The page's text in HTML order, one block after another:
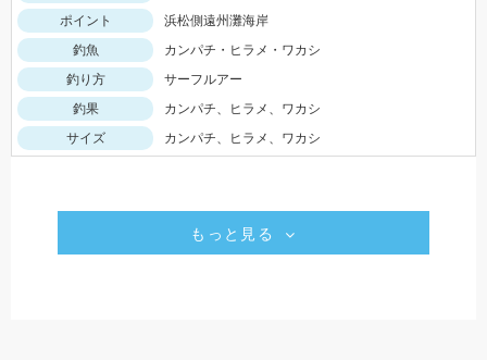
ポイント
浜松側遠州灘海岸
釣魚
カンパチ・ヒラメ・ワカシ
釣り方
サーフルアー
釣果
カンパチ、ヒラメ、ワカシ
サイズ
カンパチ、ヒラメ、ワカシ
もっと見る